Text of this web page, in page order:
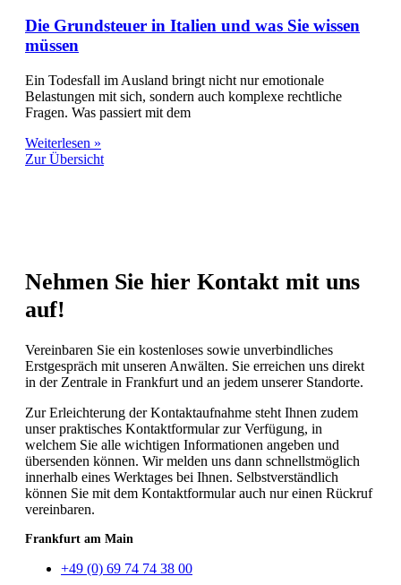
Die Grundsteuer in Italien und was Sie wissen
müssen
Ein Todesfall im Ausland bringt nicht nur emotionale
Belastungen mit sich, sondern auch komplexe rechtliche
Fragen. Was passiert mit dem
Weiterlesen »
Zur Übersicht
Nehmen Sie hier Kontakt mit uns
auf!
Vereinbaren Sie ein kostenloses sowie unverbindliches
Erstgespräch mit unseren Anwälten. Sie erreichen uns direkt
in der Zentrale in Frankfurt und an jedem unserer Standorte.
Zur Erleichterung der Kontaktaufnahme steht Ihnen zudem
unser praktisches Kontaktformular zur Verfügung, in
welchem Sie alle wichtigen Informationen angeben und
übersenden können. Wir melden uns dann schnellstmöglich
innerhalb eines Werktages bei Ihnen. Selbstverständlich
können Sie mit dem Kontaktformular auch nur einen Rückruf
vereinbaren.
Frankfurt am Main
+49 (0) 69 74 74 38 00